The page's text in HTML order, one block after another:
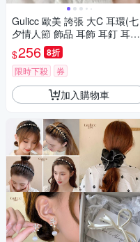
Gulicc 歐美 誇張 大C 耳環(七
夕情人節 飾品 耳飾 耳釘 耳扣
耳環 生日禮物 )
$256 8折
限時下殺 券
加入購物車